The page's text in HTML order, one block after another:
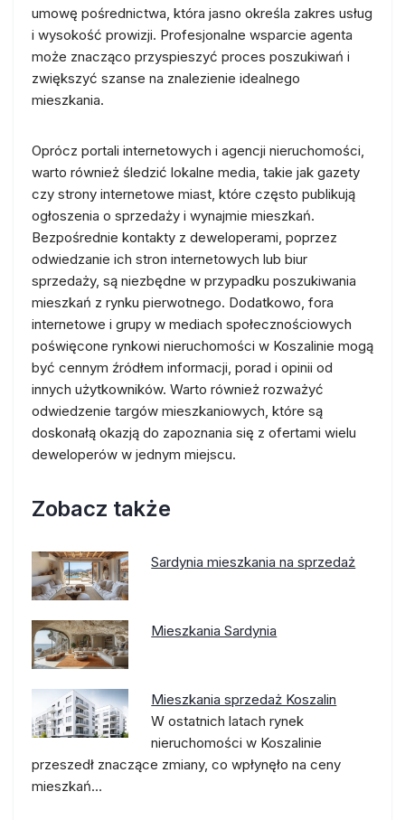
umowę pośrednictwa, która jasno określa zakres usług
i wysokość prowizji. Profesjonalne wsparcie agenta
może znacząco przyspieszyć proces poszukiwań i
zwiększyć szanse na znalezienie idealnego
mieszkania.
Oprócz portali internetowych i agencji nieruchomości,
warto również śledzić lokalne media, takie jak gazety
czy strony internetowe miast, które często publikują
ogłoszenia o sprzedaży i wynajmie mieszkań.
Bezpośrednie kontakty z deweloperami, poprzez
odwiedzanie ich stron internetowych lub biur
sprzedaży, są niezbędne w przypadku poszukiwania
mieszkań z rynku pierwotnego. Dodatkowo, fora
internetowe i grupy w mediach społecznościowych
poświęcone rynkowi nieruchomości w Koszalinie mogą
być cennym źródłem informacji, porad i opinii od
innych użytkowników. Warto również rozważyć
odwiedzenie targów mieszkaniowych, które są
doskonałą okazją do zapoznania się z ofertami wielu
deweloperów w jednym miejscu.
Zobacz także
Sardynia mieszkania na sprzedaż
Mieszkania Sardynia
Mieszkania sprzedaż Koszalin
W ostatnich latach rynek
nieruchomości w Koszalinie
przeszedł znaczące zmiany, co wpłynęło na ceny
mieszkań…